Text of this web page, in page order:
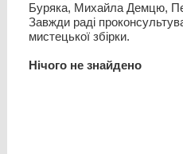
Буряка, Михайла Демцю,
Завжди раді
мистецької збірки.
Нiчого не знайдено